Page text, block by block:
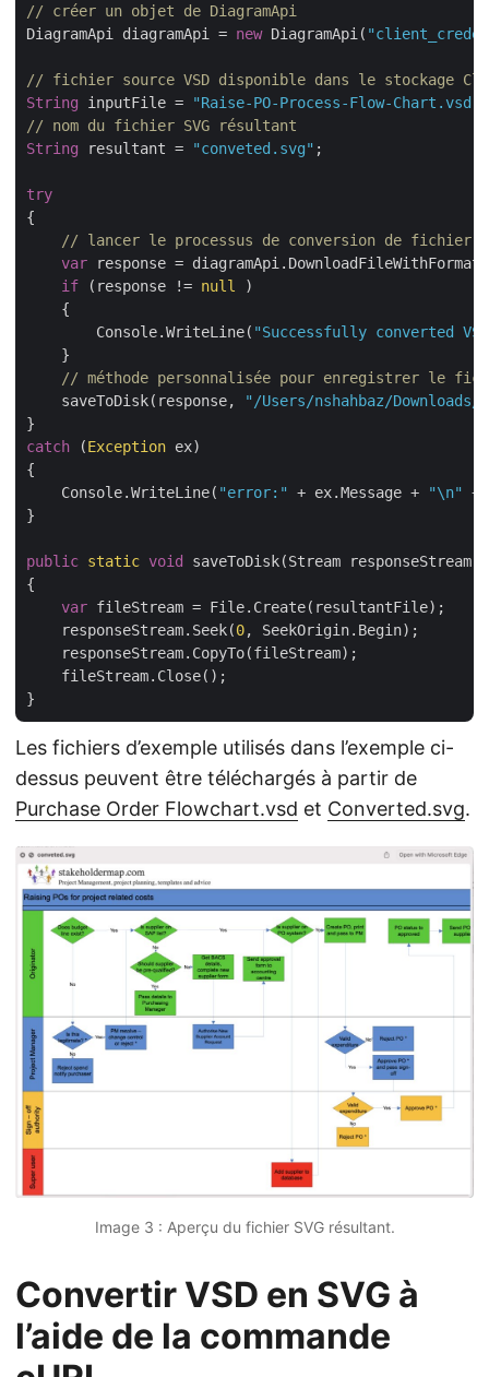
// créer un objet de DiagramApi
DiagramApi diagramApi = new DiagramApi(
// fichier source VSD disponible dans le stockage
String inputFile =
"Raise-PO-Process-Flow-Chart.vsd"
// nom du fichier SVG résultant
String resultant = "conveted.svg" ;
try
{
// lancer le processus de conversion de fichier
var response =
if (response != null
)
    {
        Console.WriteLine(
"Successfully converted
    }
// méthode personnalisée pour enregistrer le
    saveToDisk(response,
"/Users/nshahbaz/Downloads/"
catch (Exception ex)
{
    Console.WriteLine(
"error:" + ex.Message + "\n"
+
}
public static void
saveToDisk(Stream responseStream,
{
var fileStream = File.Create(resultantFile);
    responseStream.Seek(
0, SeekOrigin.Begin);
    responseStream.CopyTo(fileStream);
    fileStream.Close();
Les fichiers d’exemple utilisés dans l’exemple ci-
dessus peuvent être téléchargés à partir de
Purchase Order Flowchart.vsd et Converted.svg.
Image 3 : Aperçu du fichier SVG résultant.
Convertir VSD en SVG à
l’aide de la commande